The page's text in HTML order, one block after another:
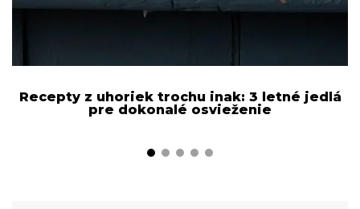
Recepty z uhoriek trochu inak: 3 letné jedlá
pre dokonalé osvieženie